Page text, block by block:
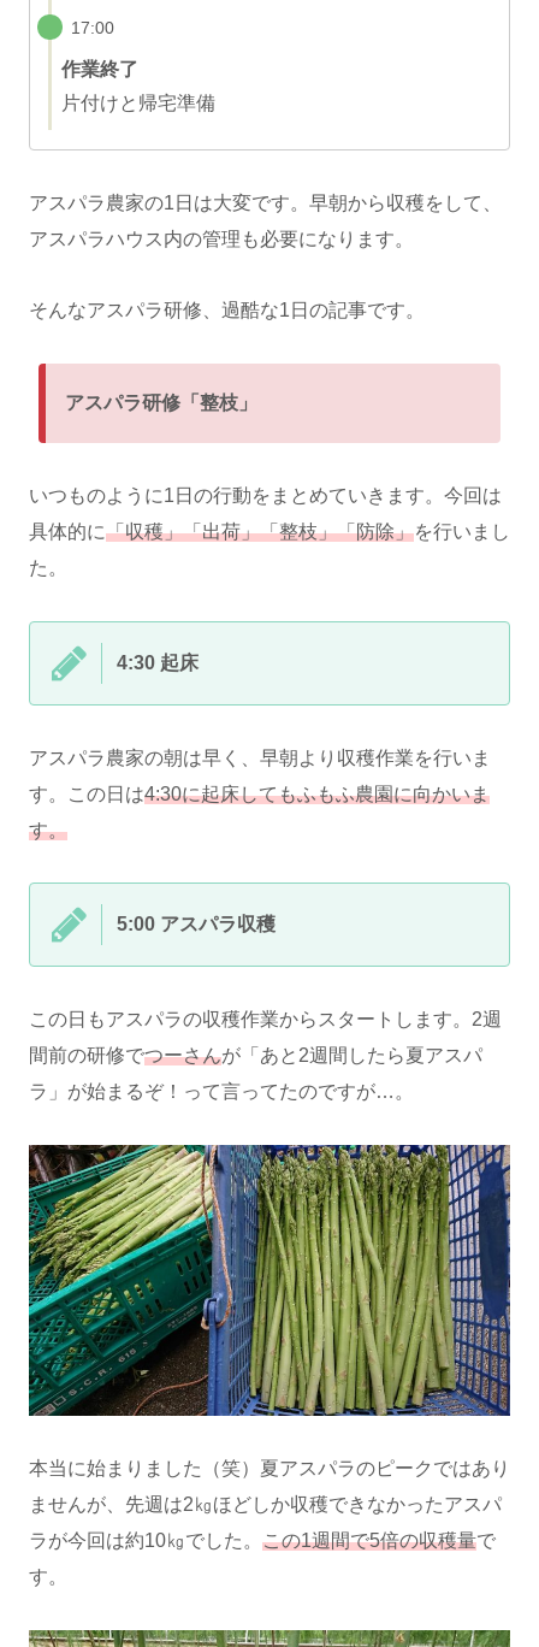
17:00
作業終了
片付けと帰宅準備
アスパラ農家の1日は大変です。早朝から収穫をして、
アスパラハウス内の管理も必要になります。
そんなアスパラ研修、過酷な1日の記事です。
アスパラ研修「整枝」
いつものように1日の行動をまとめていきます。今回は
具体的に「収穫」「出荷」「整枝」「防除」を行いまし
た。
4:30 起床
アスパラ農家の朝は早く、早朝より収穫作業を行いま
す。この日は4:30に起床してもふもふ農園に向かいま
す。
5:00 アスパラ収穫
この日もアスパラの収穫作業からスタートします。2週
間前の研修でつーさんが「あと2週間したら夏アスパ
ラ」が始まるぞ！って言ってたのですが…。
本当に始まりました（笑）夏アスパラのピークではあり
ませんが、先週は2㎏ほどしか収穫できなかったアスパ
ラが今回は約10㎏でした。 この1週間で5倍の収穫量で
す。